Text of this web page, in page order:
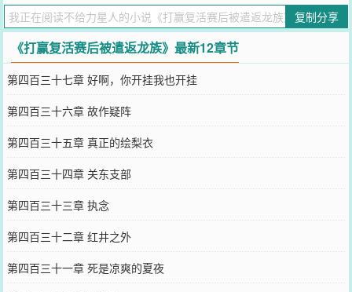
自己当最强邪神！哈斯塔请神术，克图格亚请神术，奈亚·拉托提普请
神术，犹格·索托斯请神术……v我50理智值入股，邪神神力有你一
份！噢，我说的不是你们这些爬行科的大蜥蜴，你们快爬回祭坛，仪
式没你们不行。
您要是觉得《 打赢复活赛后被遣返龙族
QQ群和微博微信里的朋友推荐哦！
复制分享
《打赢复活赛后被遣返龙族》最新12章节
第四百三十七章 好啊，你开挂我也开挂
第四百三十六章 故作疑阵
第四百三十五章 真正的绘梨衣
第四百三十四章 关东支部
第四百三十三章 执念
第四百三十二章 红井之外
第四百三十一章 死是凉爽的夏夜